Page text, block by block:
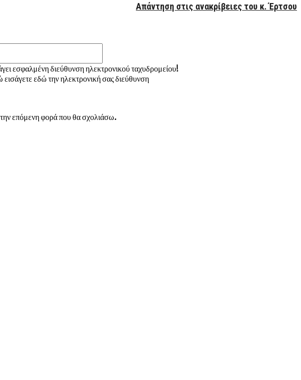
Απάντηση στις ανακρίβειες του κ. Έρτσου
εσφαλμένη διεύθυνση ηλεκτρονικού ταχυδρομείου!
εδώ την ηλεκτρονική σας διεύθυνση
επόμενη φορά που θα σχολιάσω.